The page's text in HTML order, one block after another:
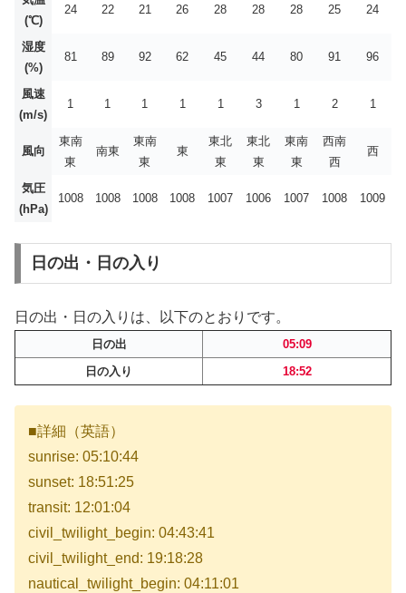
(℃)
24 22 21 26 28 28 28 25 24
湿度
(%)
81 89 92 62 45 44 80 91 96
風速
(m/s)
1 1 1 1 1 3 1 2 1
風向
東南
東
南東
東南
東
東
東北
東
東北
東
東南
東
西南
西
西
気圧
(hPa)
1008 1008 1008 1008 1007 1006 1007 1008 1009
日の出・日の入り
日の出・日の入りは、以下のとおりです。
日の出
05:09
日の入り
18:52
■詳細（英語）
sunrise: 05:10:44
sunset: 18:51:25
transit: 12:01:04
civil_twilight_begin: 04:43:41
civil_twilight_end: 19:18:28
nautical_twilight_begin: 04:11:01